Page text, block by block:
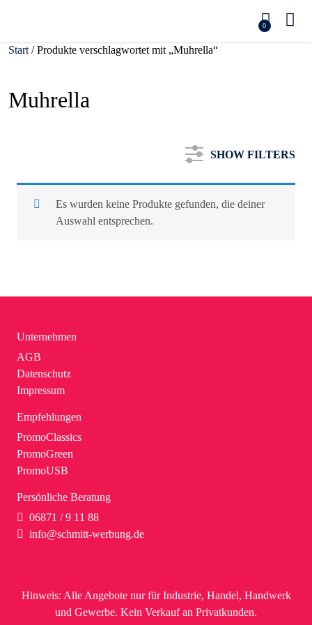
0
Start / Produkte verschlagwortet mit „Muhrella“
Muhrella
SHOW FILTERS
Es wurden keine Produkte gefunden, die deiner
Auswahl entsprechen.
Unternehmen
AGB
Datenschutz
Impressum
Empfehlungen
PromoClassics
PromoGreen
PromoUSB
Persönliche Beratung
06871 / 9 11 88
info@schmitt-werbung.de
Hinweis: Alle Angebote nur für Industrie, Handel, Handwerk
und Gewerbe. Kein Verkauf an Privatkunden.